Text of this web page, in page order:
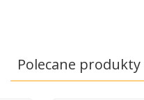
Polecane produkty